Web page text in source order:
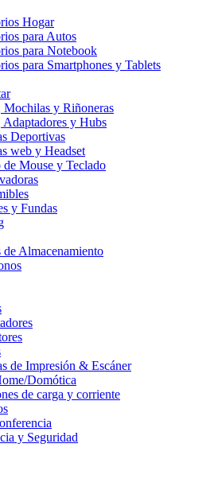
Hogar
para Autos
para Notebook
para Smartphones y Tablets
Mochilas y Riñoneras
Adaptadores y Hubs
Deportivas
web y Headset
de Mouse y Teclado
y Fundas
de Almacenamiento
de Impresión & Escáner
Domótica
de carga y corriente
y Seguridad